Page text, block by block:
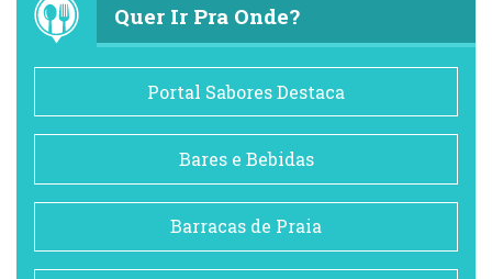
Quer Ir Pra Onde?
Portal Sabores Destaca
Bares e Bebidas
Barracas de Praia